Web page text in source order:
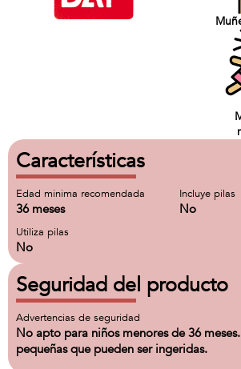
Características
Edad minima recomendada
36 meses
Incluye pilas
No
Utiliza pilas
No
Seguridad del producto
Advertencias de seguridad
No apto para niños menores de 36
pequeñas que pueden ser ingeridas.